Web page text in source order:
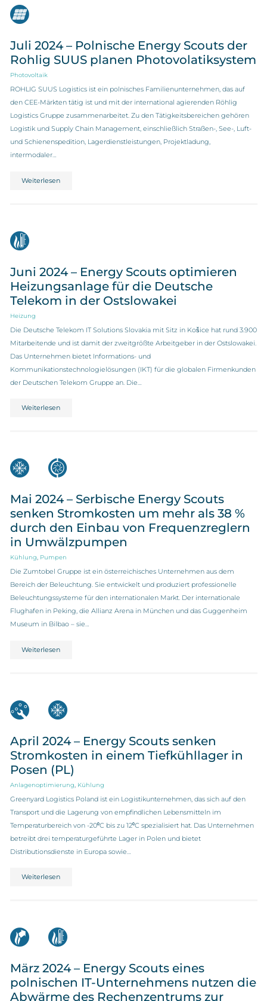
Juli 2024 – Polnische Energy Scouts der
Rohlig SUUS planen Photovolatiksystem
Photovoltaik
ROHLIG SUUS Logistics ist ein polnisches Familienunternehmen, das auf
den CEE-Märkten tätig ist und mit der international agierenden Röhlig
Logistics Gruppe zusammenarbeitet. Zu den Tätigkeitsbereichen gehören
Logistik und Supply Chain Management, einschließlich Straßen-, See-, Luft-
und Schienenspedition, Lagerdienstleistungen, Projektladung,
intermodaler…
Weiterlesen
Juni 2024 – Energy Scouts optimieren
Heizungsanlage für die Deutsche
Telekom in der Ostslowakei
Heizung
Die Deutsche Telekom IT Solutions Slovakia mit Sitz in Košice hat rund 3.900
Mitarbeitende und ist damit der zweitgrößte Arbeitgeber in der Ostslowakei.
Das Unternehmen bietet Informations- und
Kommunikationstechnologielösungen (IKT) für die globalen Firmenkunden
der Deutschen Telekom Gruppe an. Die…
Weiterlesen
Mai 2024 – Serbische Energy Scouts
senken Stromkosten um mehr als 38 %
durch den Einbau von Frequenzreglern
in Umwälzpumpen
Kühlung, Pumpen
Die Zumtobel Gruppe ist ein österreichisches Unternehmen aus dem
Bereich der Beleuchtung. Sie entwickelt und produziert professionelle
Beleuchtungssysteme für den internationalen Markt. Der internationale
Flughafen in Peking, die Allianz Arena in München und das Guggenheim
Museum in Bilbao – sie…
Weiterlesen
April 2024 – Energy Scouts senken
Stromkosten in einem Tiefkühllager in
Posen (PL)
Anlagenoptimierung Kühlung
Greenyard Logistics Poland ist ein Logistikunternehmen, das sich auf den
Transport und die Lagerung von empfindlichen Lebensmitteln im
Temperaturbereich von -20⁰C bis zu 12⁰C spezialisiert hat. Das Unternehmen
betreibt drei temperaturgeführte Lager in Polen und bietet
Distributionsdienste in Europa sowie…
Weiterlesen
März 2024 – Energy Scouts eines
polnischen IT-Unternehmens nutzen die
Abwärme des Rechenzentrums zur